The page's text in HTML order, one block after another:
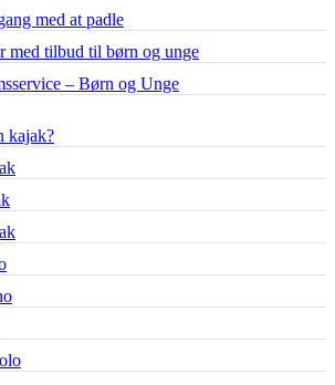
med at padle
med tilbud til børn og unge
– Børn og Unge
kajak?